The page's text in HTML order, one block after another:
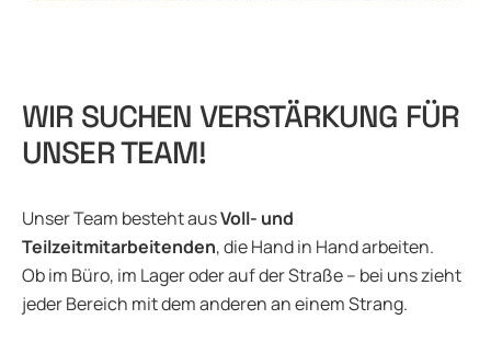
WIR SUCHEN VERSTÄRKUNG FÜR
UNSER TEAM!
Unser Team besteht ausVoll- und
Teilzeitmitarbeitenden, die Hand in Hand arbeiten.
Ob im Büro, im Lager oder auf der Straße – bei uns zieht
jeder Bereich mit dem anderen an einem Strang.